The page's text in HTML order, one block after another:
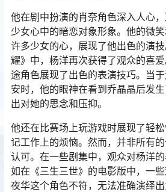
他在剧中扮演的肖奈角色深入人心
少女心中的暗恋对象形象。他的微
许多少女的心，展现了他出色的演
耀》中，杨洋再次获得了观众的喜
途角色展现了出色的表演技巧。当
安时，他的眼神在看到乔晶晶后发
出对她的思念和压抑。
他还在比赛场上玩游戏时展现了轻
记工作上的烦恼。然而，并非所有
认可。在一些剧集中，观众对杨洋
如在《三生三世》的电影版中，一
夜华这个角色不符，无法准确演绎出